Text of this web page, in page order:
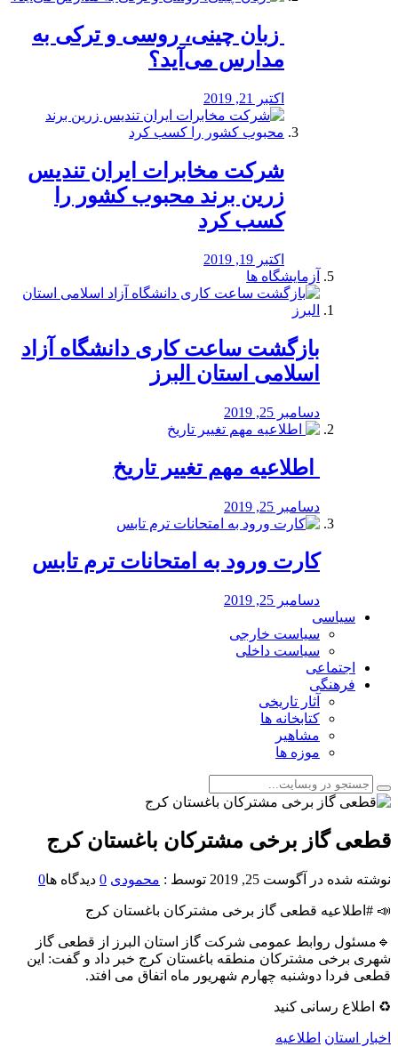
️ زبان چینی، روسی و ترکی به
مدارس می‌آید؟
اکتبر 21, 2019
شرکت مخابرات ایران تندیس
زرین برند محبوب کشور را
کسب کرد
اکتبر 19, 2019
آزمایشگاه ها
بازگشت ساعت کاری دانشگاه آزاد
اسلامی استان البرز
دسامبر 25, 2019
️ اطلاعیه مهم تغییر تاریخ
دسامبر 25, 2019
کارت ورود به امتحانات ترم تابس
دسامبر 25, 2019
سیاسی
سیاست خارجی
سیاست داخلی
اجتماعی
فرهنگی
آثار تاریخی
کتابخانه ها
مشاهیر
موزه ها
قطعی گاز برخی مشترکان باغستان کرج
نوشته شده در آگوست 25, 2019 توسط : محمودی 0 دیدگاه ها0
📣 #اطلاعیه قطعی گاز برخی مشترکان باغستان کرج
🔹مسئول روابط عمومی شرکت گاز استان البرز از قطعی گاز
شهری برخی مشترکان منطقه باغستان کرج خبر داد و گفت: این
قطعی فردا دوشنبه چهارم شهریور ماه اتفاق می افتد.
♻️ اطلاع رسانی کنید
اخبار استان اطلاعیه